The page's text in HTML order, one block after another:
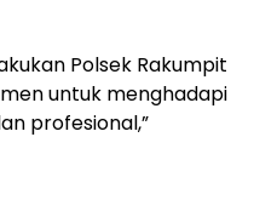
Polsek Rakumpit
untuk menghadapi
profesional,”